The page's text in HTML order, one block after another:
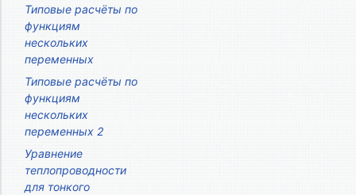
Типовые расчёты по
функциям
нескольких
переменных
Типовые расчёты по
функциям
нескольких
переменных 2
Уравнение
теплопроводности
для тонкого